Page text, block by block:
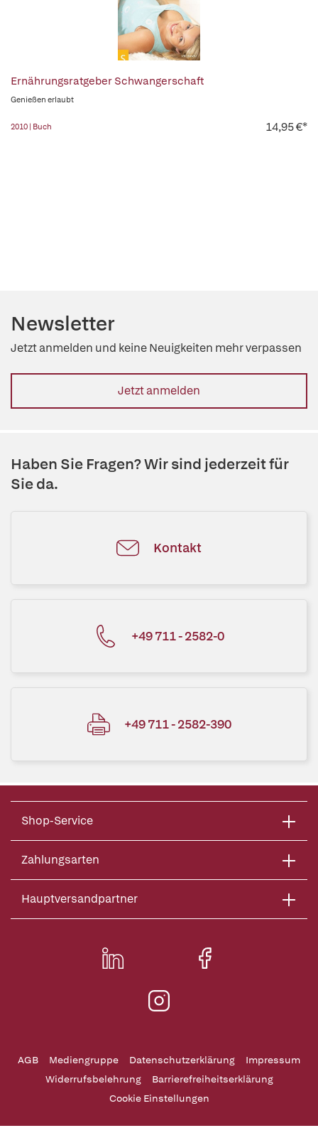
Ernährungsratgeber Schwangerschaft
Genießen erlaubt
2010 | Buch 14,95 €*
Newsletter
Jetzt anmelden und keine Neuigkeiten mehr verpassen
Jetzt anmelden
Haben Sie Fragen? Wir sind jederzeit für
Sie da.
Kontakt
+49 711 - 2582-0
+49 711 - 2582-390
Shop-Service
Zahlungsarten
Hauptversandpartner
AGB Mediengruppe Datenschutzerklärung
Impressum
Widerrufsbelehrung
Barrierefreiheitserklärung
Cookie Einstellungen